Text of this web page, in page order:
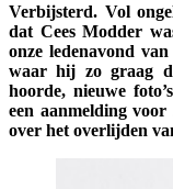
Verbijsterd. Vol
dat Cees Modder
onze ledenavond
waar hij zo graag
hoorde, nieuwe
een aanmelding
over het overlijden